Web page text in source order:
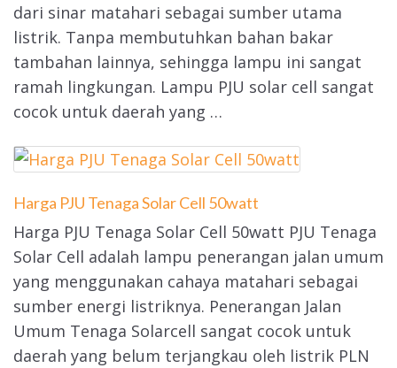
dari sinar matahari sebagai sumber utama
listrik. Tanpa membutuhkan bahan bakar
tambahan lainnya, sehingga lampu ini sangat
ramah lingkungan. Lampu PJU solar cell sangat
cocok untuk daerah yang …
Harga PJU Tenaga Solar Cell 50watt
Harga PJU Tenaga Solar Cell 50watt PJU Tenaga
Solar Cell adalah lampu penerangan jalan umum
yang menggunakan cahaya matahari sebagai
sumber energi listriknya. Penerangan Jalan
Umum Tenaga Solarcell sangat cocok untuk
daerah yang belum terjangkau oleh listrik PLN